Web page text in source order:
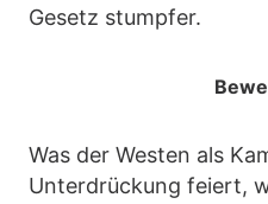
Gesetz stumpfer.
Was der Westen als
Unterdrückung feiert,